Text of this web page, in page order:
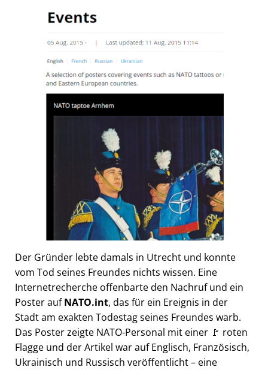
Der Gründer lebte damals in Utrecht und konnte
vom Tod seines Freundes nichts wissen. Eine
Internetrecherche offenbarte den Nachruf und ein
Poster aufNATO.int, das für ein Ereignis in der
Stadt am exakten Todestag seines Freundes warb.
Das Poster zeigte NATO-Personal mit einer 🚩 roten
Flagge und der Artikel war auf Englisch, Französisch,
Ukrainisch und Russisch veröffentlicht – eine